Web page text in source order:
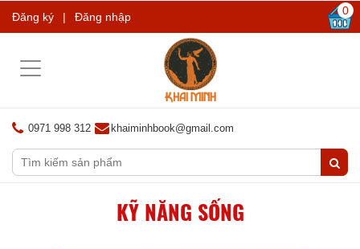
Đăng ký | Đăng nhập 0
Toggle
0971 998 312 khaiminhbook@gmail.com
KỸ NĂNG SỐNG